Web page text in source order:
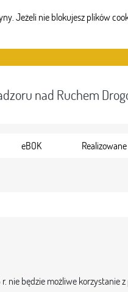
nie blokujesz plików
nad Ruchem
eBOK
będzie możliwe korzystanie